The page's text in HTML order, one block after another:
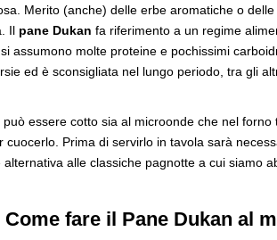
Merito (anche) delle erbe aromatiche o
Il pane Dukan fa riferimento a un regime
assumono molte proteine e pochissimi
ed è sconsigliata nel lungo periodo, tra gli
può essere cotto sia al microonde che nel
cuocerlo. Prima di servirlo in tavola sarà
alle classiche pagnotte a cui siamo
Come fare il Pane Dukan al